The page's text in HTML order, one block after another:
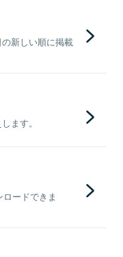
新しい順に掲載
ます。
ードできま